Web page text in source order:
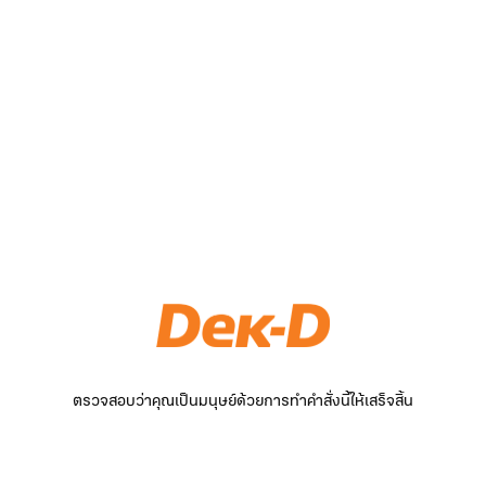
ตรวจสอบว่าคุณเป็นมนุษย์ด้วยการทำคำสั่งนี้ให้เสร็จสิ้น